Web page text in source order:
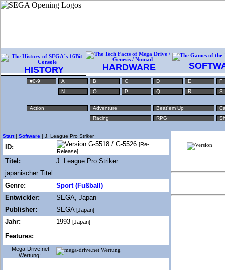
HISTORY HARDWARE
#0-9 A B C D E
F
N
O P Q R S
Action Adventure Beat´em Up
Racing
RPG
Start| Software | J. League Pro Striker
ID: G-5518 / G-5526 [Re-
Release]
Titel:
J. League Pro Striker
japanischer Titel:
Genre:
Sport (Fußball)
Entwickler:
SEGA, Japan
Publisher:
SEGA [Japan]
Jahr: 1993 [Japan]
Features:
Mega-Drive.net
Wertung: